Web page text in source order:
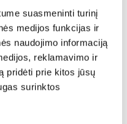
suasmeninti turinį
medijos funkcijas ir
naudojimo informaciją
reklamavimo ir
pridėti prie kitos jūsų
surinktos